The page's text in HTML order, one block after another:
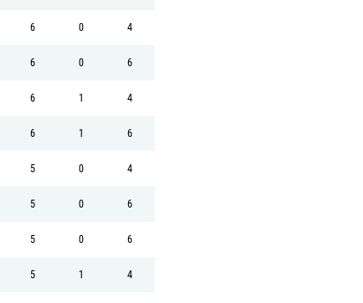
6 0 4
6 0 6
6 1 4
6 1 6
5 0 4
5 0 6
5 0 6
5 1 4